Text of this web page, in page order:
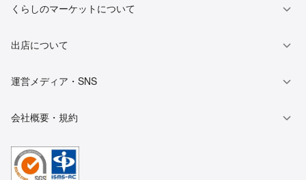
くらしのマーケットについて
出店について
運営メディア・SNS
会社概要・規約